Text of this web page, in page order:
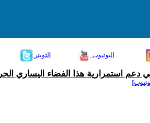
التويتر اليوتيوب
دعم استمرارية هذا الفضاء اليساري الحر